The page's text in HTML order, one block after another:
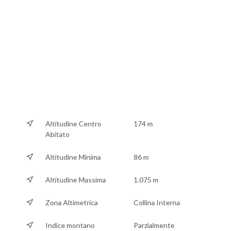
Altitudine Centro
Abitato
174 m
Altitudine Minima 86 m
Altitudine Massima 1.075 m
Zona Altimetrica Collina Interna
Indice montano
Parzialmente